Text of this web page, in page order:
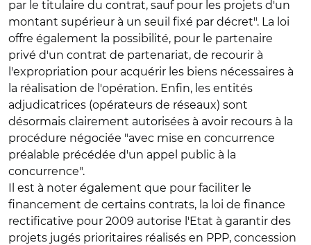
par le titulaire du contrat, sauf pour les projets d'un
montant supérieur à un seuil fixé par décret". La loi
offre également la possibilité, pour le partenaire
privé d'un contrat de partenariat, de recourir à
l'expropriation pour acquérir les biens nécessaires à
la réalisation de l'opération. Enfin, les entités
adjudicatrices (opérateurs de réseaux) sont
désormais clairement autorisées à avoir recours à la
procédure négociée "avec mise en concurrence
préalable précédée d'un appel public à la
concurrence".
Il est à noter également que pour faciliter le
financement de certains contrats, la loi de finance
rectificative pour 2009 autorise l'Etat à garantir des
projets jugés prioritaires réalisés en PPP, concession